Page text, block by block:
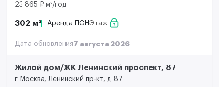
23 865 ₽ м²/год
302 м² Аренда ПСНЭтаж
Дата обновления7 августа 2026
Жилой дом/ЖК Ленинский проспект, 87
г Москва, Ленинский пр-кт, д 87